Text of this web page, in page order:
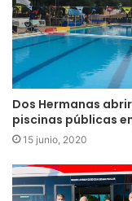
Dos Hermanas
piscinas públicas
15 junio, 2020